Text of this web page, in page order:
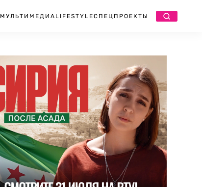
МУЛЬТИМЕДИА LIFESTYLEСПЕЦПРОЕКТЫ